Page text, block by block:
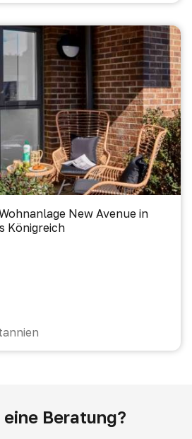
New Avenue in
Königreich
Beratung?